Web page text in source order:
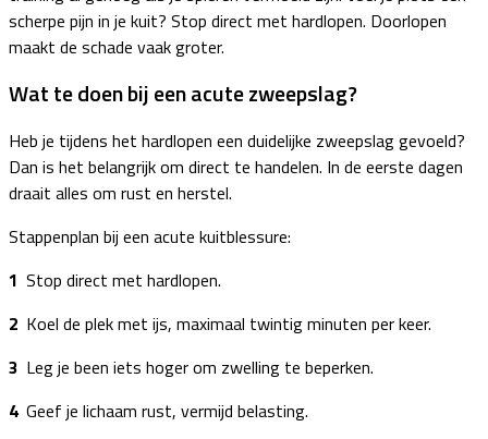
scherpe pijn in je kuit? Stop direct met hardlopen. Doorlopen
maakt de schade vaak groter.
Wat te doen bij een acute zweepslag?
Heb je tijdens het hardlopen een duidelijke zweepslag gevoeld?
Dan is het belangrijk om direct te handelen. In de eerste dagen
draait alles om rust en herstel.
Stappenplan bij een acute kuitblessure:
Stop direct met hardlopen.
Koel de plek met ijs, maximaal twintig minuten per keer.
Leg je been iets hoger om zwelling te beperken.
Geef je lichaam rust, vermijd belasting.